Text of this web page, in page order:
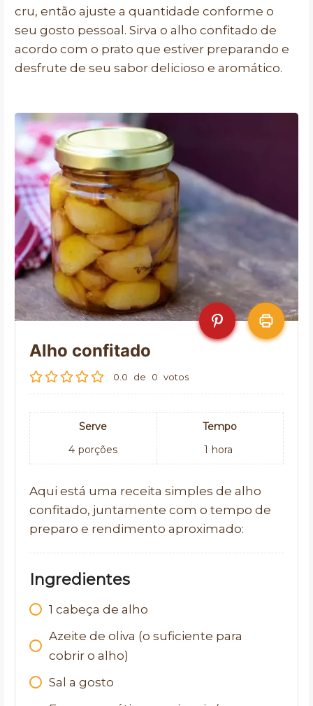
cru, então ajuste a quantidade conforme o
seu gosto pessoal. Sirva o alho confitado de
acordo com o prato que estiver preparando e
desfrute de seu sabor delicioso e aromático.
Alho confitado
0.0 de 0 votos
Serve
4 porções
Tempo
1 hora
Aqui está uma receita simples de alho
confitado, juntamente com o tempo de
preparo e rendimento aproximado:
Ingredientes
1 cabeça de alho
Azeite de oliva (o suficiente para
cobrir o alho)
Sal a gosto